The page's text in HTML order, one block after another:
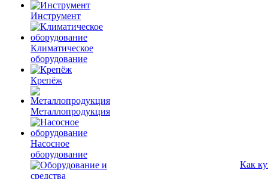
Инструмент
Климатическое
оборудование
Крепёж
Металлопродукция
Насосное
оборудование
Как